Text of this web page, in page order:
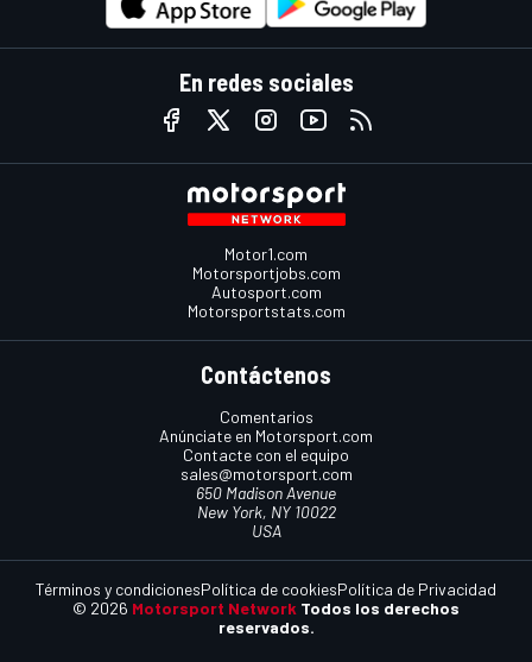
En redes sociales
Motor1.com
Motorsportjobs.com
Autosport.com
Motorsportstats.com
Contáctenos
Comentarios
Anúnciate en Motorsport.com
Contacte con el equipo
sales@motorsport.com
650 Madison Avenue
New York, NY 10022
USA
© 2026 Motorsport Network Todos los derechos
reservados.
Términos y condicionesPolítica de cookiesPolítica de Privacidad